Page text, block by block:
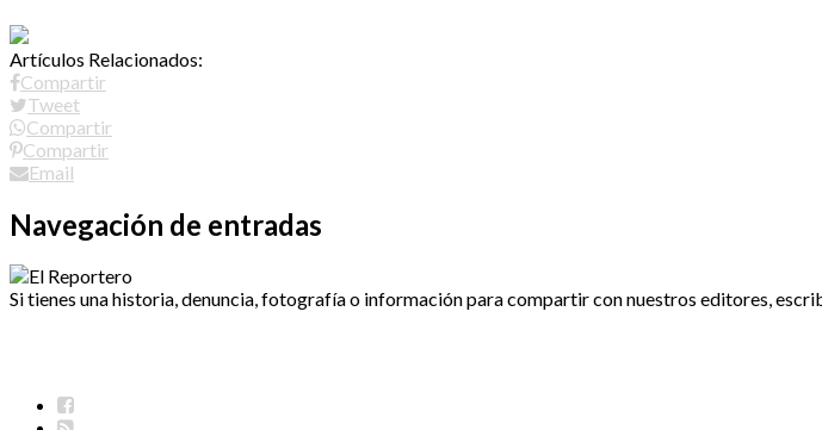
Artículos Relacionados:
Compartir
Tweet
Compartir
Compartir
Email
Navegación de entradas
Si tienes una historia, denuncia, fotografía o información para compartir con nuestros editores,